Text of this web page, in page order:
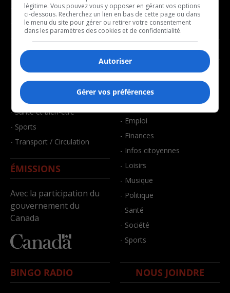
- Affaires municipales
- Communauté / Social
- Culture
- Économie
- Éducation
- Environnement
- Faits divers
- Santé et bien-être
- Sports
- Transport / Circulation
ÉMISSIONS
Avec la participation du
gouvernement du
Canada
- Décompte franco
- Joué récemment
BALADOS
- Art de vivre
- Bien-être
- Emploi
- Finances
- Infos citoyennes
- Loisirs
- Musique
- Politique
- Santé
- Société
- Sports
BINGO RADIO NOUS JOINDRE
légitime. Vous pouvez vous y opposer en gérant vos options
ci-dessous. Recherchez un lien en bas de cette page ou dans
le menu du site pour gérer ou retirer votre consentement
dans les paramètres des cookies et de confidentialité.
Autoriser
Gérer vos préférences